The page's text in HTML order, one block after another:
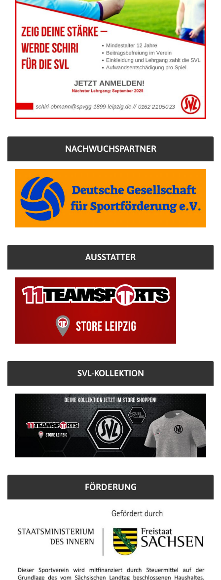
NACHWUCHSPARTNER
AUSSTATTER
SVL-KOLLEKTION
FÖRDERUNG